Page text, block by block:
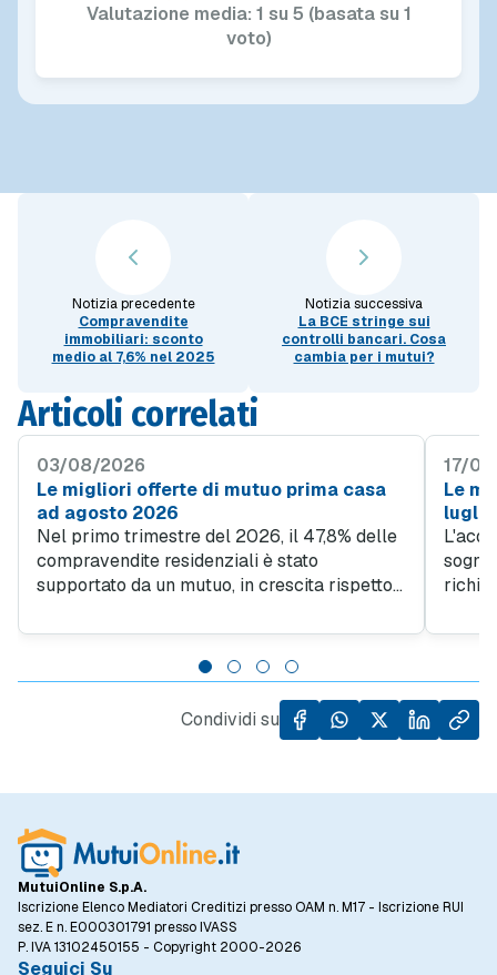
Valutazione media: 1 su 5 (basata su 1
voto)
Notizia precedente
Compravendite
immobiliari: sconto
medio al 7,6% nel 2025
Notizia successiva
La BCE stringe sui
controlli bancari. Cosa
cambia per i mutui?
Articoli correlati
03/08/2026
Le migliori offerte di mutuo prima casa
ad agosto 2026
Nel primo trimestre del 2026, il 47,8% delle
compravendite residenziali è stato
supportato da un mutuo, in crescita rispetto
trend evidenzia quanto sia importante
l'accesso al credito per facilitare l'acquisto
di case, specialmente in un contesto in cui il
prezzo al metro quadro degli immobili ha
registrato un incremento del 5,5% rispetto
17/
Le
Condividi su
MutuiOnline S.p.A.
Iscrizione Elenco Mediatori Creditizi presso OAM n. M17 - Iscrizione RUI
sez. E n. E000301791 presso IVASS
P. IVA 13102450155 - Copyright 2000-2026
Seguici Su